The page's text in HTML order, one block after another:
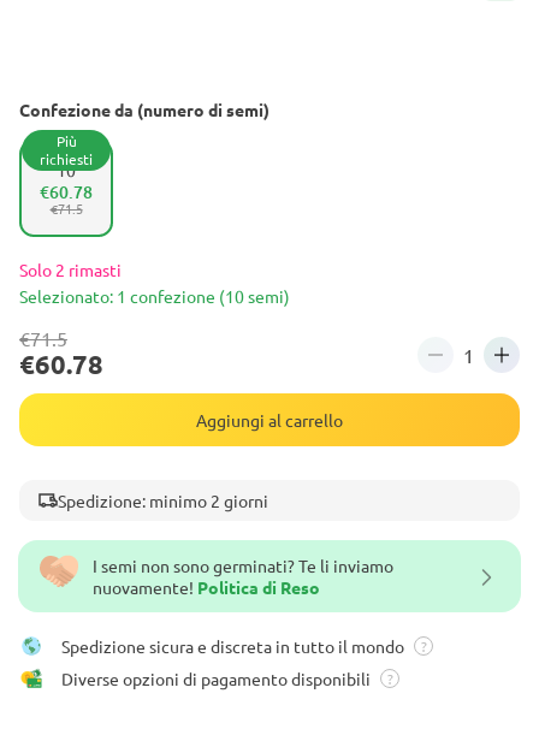
I semi non sono germinati? Te li inviamo
nuovamente! Politica di Reso
Spedizione sicura e discreta in tutto il mondo ?
Diverse opzioni di pagamento disponibili ?
Confezione da (numero di semi)
10
Più
richiesti
€71.5
€60.78
Solo 2 rimasti
Selezionato: 1 confezione (10 semi)
€71.5
€60.78
Aggiungi al carrello
Spedizione: minimo 2 giorni